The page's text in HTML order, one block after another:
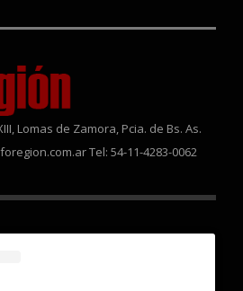
Lomas de Zamora, Pcia. de Bs. As.
Tel: 54-11-4283-0062